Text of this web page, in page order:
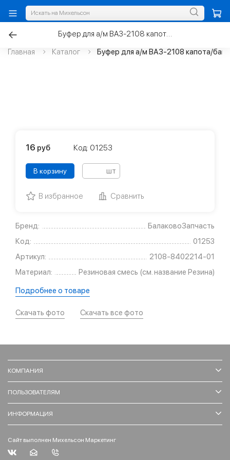
Главная Каталог Буфер для а/м ВАЗ-2108 капота/
Буфер для а/м ВАЗ-2108 капота/багажника
Бренд:
БалаковоЗапчасть
Код:
01253
Артикул:
2108-8402214-01
Материал:
Резиновая смесь (см. название Резина)
Подробнее о товаре
Скачать фото Скачать все фото
16 руб Код: 01253
В корзину шт
В избранное Сравнить
КОМПАНИЯ
ПОЛЬЗОВАТЕЛЯМ
ИНФОРМАЦИЯ
Сайт выполнен Михельсон Маркетинг